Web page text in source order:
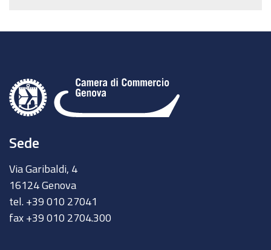
Sede
Via Garibaldi, 4
16124 Genova
tel. +39 010 27041
fax +39 010 2704.300